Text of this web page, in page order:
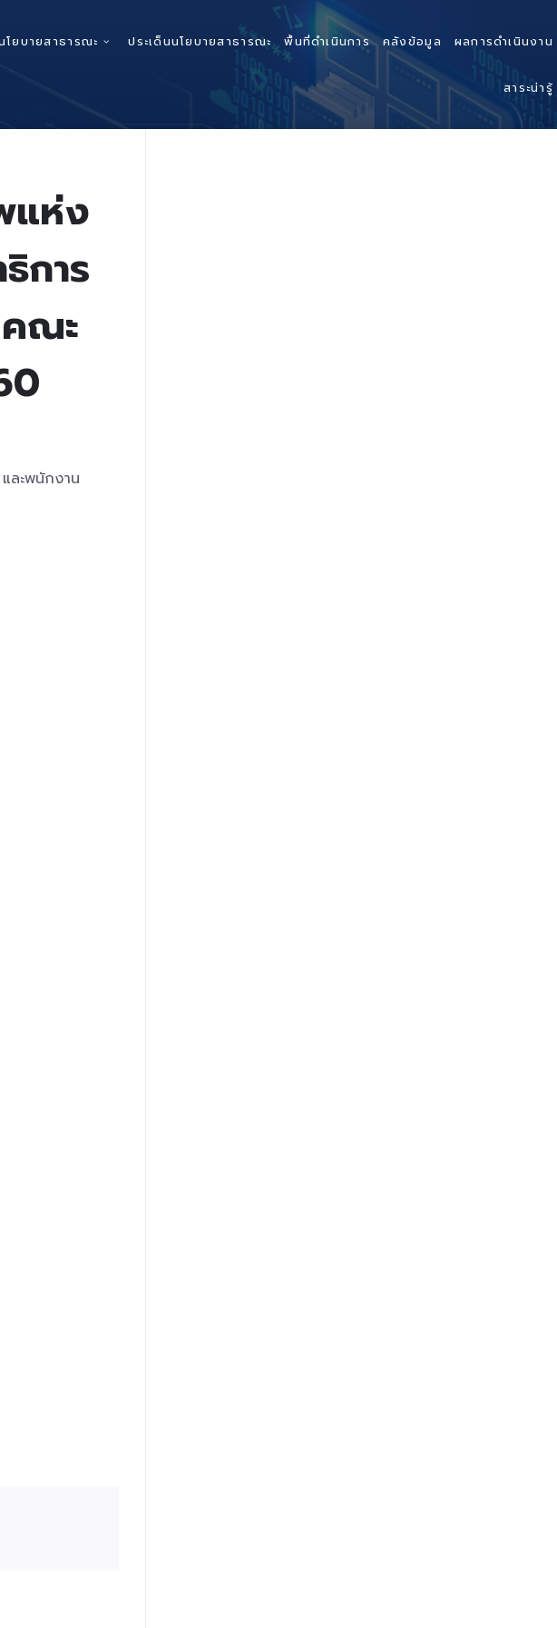
โยบายสาธารณะ ประเด็นนโยบายสาธารณะ พื้นที่ดำเนินการ คลังข้อมูล ผลการดำเนินงาน
สาระน่ารู้
แห่ง
การ
ณะ
ละพนักงาน